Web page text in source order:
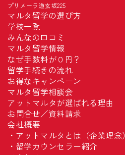
プリメーラ道玄坂225
マルタ留学の選び方
学校一覧
みんなの口コミ
マルタ留学情報
なぜ手数料が０円？
留学手続きの流れ
お得なキャンペーン
マルタ留学相談会
アットマルタが選ばれる理由
お問合せ／資料請求
会社概要
・ アットマルタとは（企業理念）
・ 留学カウンセラー紹介